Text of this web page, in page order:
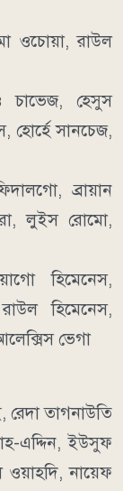
ওচোয়া, রাউল
চাভেজ, হেসুস
হোর্হে সানচেজ,
ব্রায়ান
লুইস রোমো,
হিমেনেস,
হিমেনেস,
ভেগা
তাগনাউতি
এদ্দিন, ইউসুফ
ওয়াহদি, নায়েফ